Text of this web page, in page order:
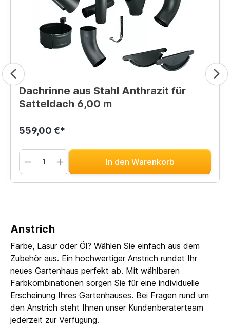
Dachrinne aus Stahl Anthrazit für
Satteldach 6,00 m
559,00 €*
In den Warenkorb
Anstrich
Farbe, Lasur oder Öl? Wählen Sie einfach aus dem
Zubehör aus. Ein hochwertiger Anstrich rundet Ihr
neues Gartenhaus perfekt ab. Mit wählbaren
Farbkombinationen sorgen Sie für eine individuelle
Erscheinung Ihres Gartenhauses. Bei Fragen rund um
den Anstrich steht Ihnen unser Kundenberaterteam
jederzeit zur Verfügung.